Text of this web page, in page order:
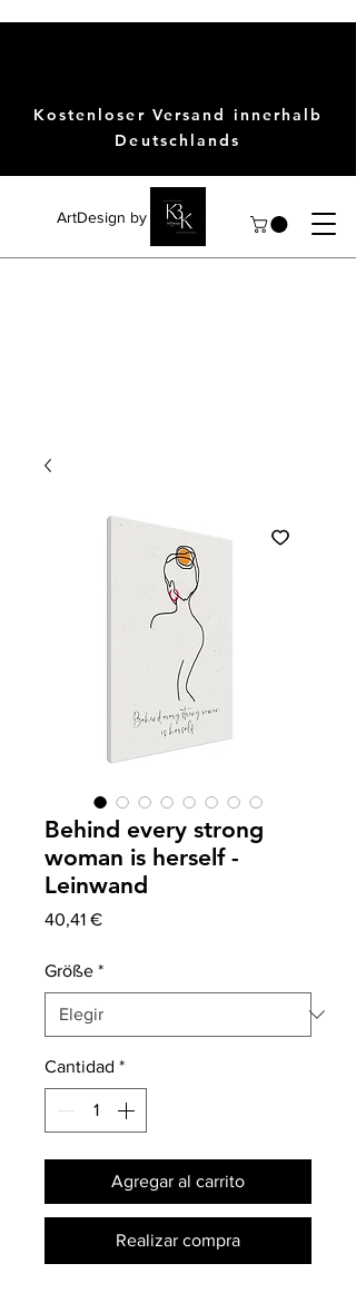
ArtDesign by KBK
Kostenloser Versand innerhalb
Deutschlands
Behind every strong
woman is herself -
Leinwand
40,41 €Precio
Größe *
Cantidad *
Agregar al carrito
Realizar compra